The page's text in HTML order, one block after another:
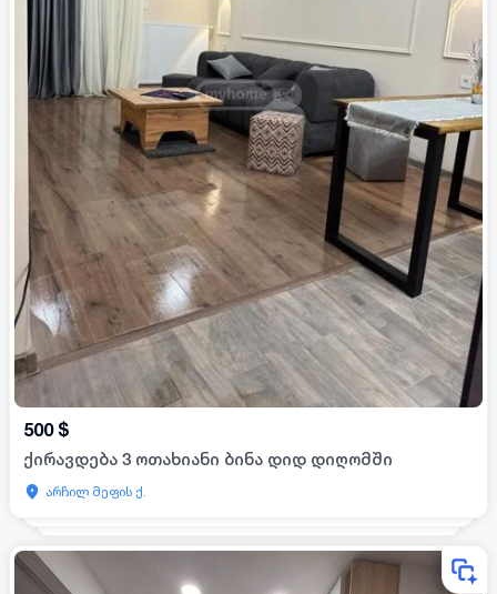
500 $
ქირავდება 3 ოთახიანი ბინა დიდ დიღომში
არჩილ მეფის ქ.